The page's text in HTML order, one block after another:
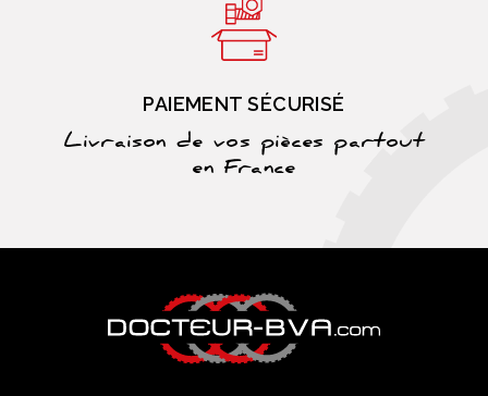
PAIEMENT SÉCURISÉ
Livraison de vos pièces partout
en France